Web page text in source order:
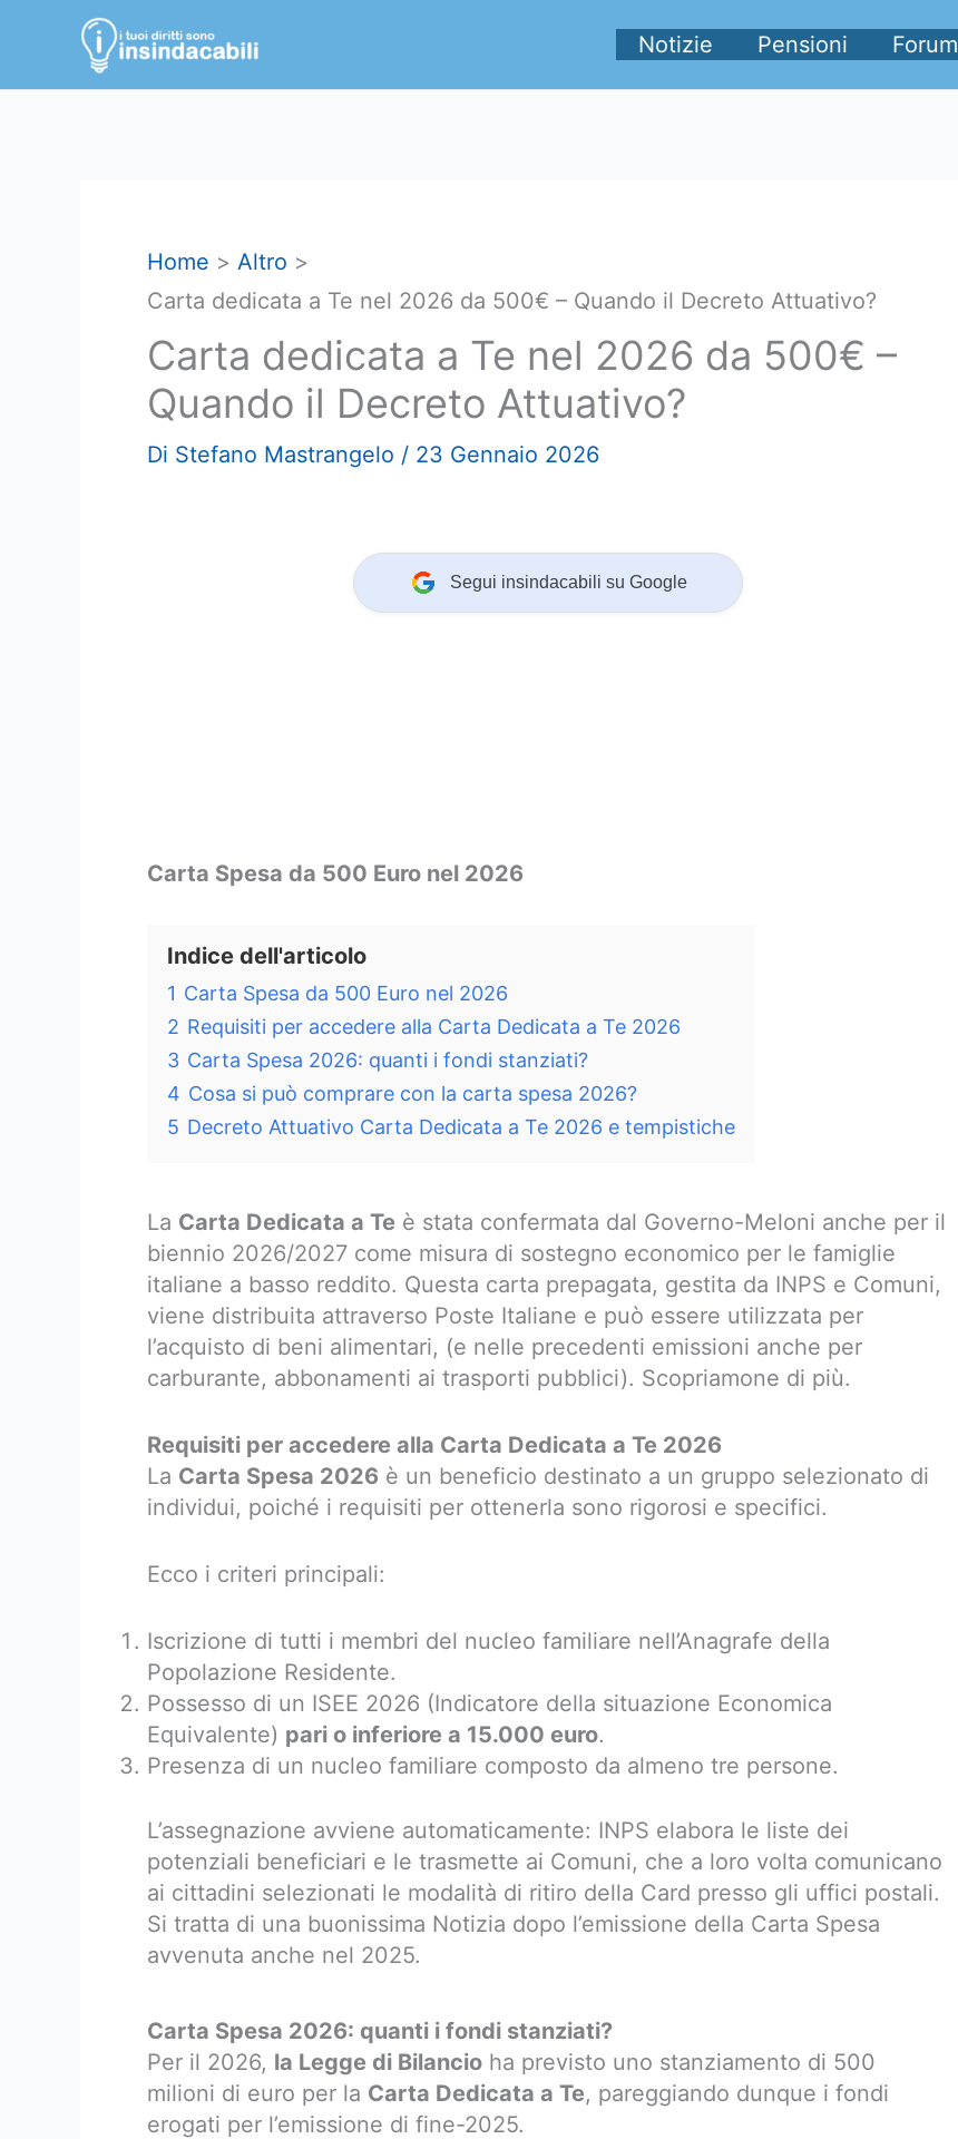
contenuto
Notizie Pensioni Forum
Home
Altro
Carta dedicata a Te nel 2026 da 500€ – Quando il Decreto Attuativo?
Carta dedicata a Te nel 2026 da 500€ –
Quando il Decreto Attuativo?
Di Stefano Mastrangelo / 23 Gennaio 2026
Segui insindacabili su Google
Carta Spesa da 500 Euro nel 2026
Indice dell'articolo
1 Carta Spesa da 500 Euro nel 2026
2 Requisiti per accedere alla Carta Dedicata a Te 2026
3 Carta Spesa 2026: quanti i fondi stanziati?
4 Cosa si può comprare con la carta spesa 2026?
5 Decreto Attuativo Carta Dedicata a Te 2026 e tempistiche
La Carta Dedicata a Te è stata confermata dal Governo-Meloni anche per il
biennio 2026/2027 come misura di sostegno economico per le famiglie
italiane a basso reddito. Questa carta prepagata, gestita da INPS e Comuni,
viene distribuita attraverso Poste Italiane e può essere utilizzata per
l’acquisto di beni alimentari, (e nelle precedenti emissioni anche per
carburante, abbonamenti ai trasporti pubblici). Scopriamone di più.
Requisiti per accedere alla Carta Dedicata a Te 2026
La Carta Spesa 2026 è un beneficio destinato a un gruppo selezionato di
individui, poiché i requisiti per ottenerla sono rigorosi e specifici.
Ecco i criteri principali:
Iscrizione di tutti i membri del nucleo familiare nell’Anagrafe della
Popolazione Residente.
Possesso di un ISEE 2026 (Indicatore della situazione Economica
Equivalente) pari o inferiore a 15.000 euro.
Presenza di un nucleo familiare composto da almeno tre persone.
L’assegnazione avviene automaticamente: INPS elabora le liste dei
potenziali beneficiari e le trasmette ai Comuni, che a loro volta comunicano
ai cittadini selezionati le modalità di ritiro della Card presso gli uffici postali.
Si tratta di una buonissima Notizia dopo l’emissione della Carta Spesa
avvenuta anche nel 2025.
Carta Spesa 2026: quanti i fondi stanziati?
Per il 2026, la Legge di Bilancio ha previsto uno stanziamento di 500
milioni di euro per la Carta Dedicata a Te, pareggiando dunque i fondi
erogati per l’emissione di fine-2025.